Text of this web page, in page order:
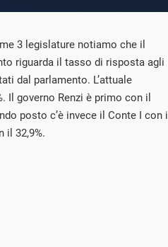
3 legislature notiamo che il
riguarda il tasso di risposta agli
dal parlamento. L’attuale
Il governo Renzi è primo con il
posto c’è invece il Conte I con il
il 32,9%.